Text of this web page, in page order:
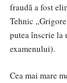
fraudă a fost
Tehnic
putea înscrie la
examenului).
Cea mai mare